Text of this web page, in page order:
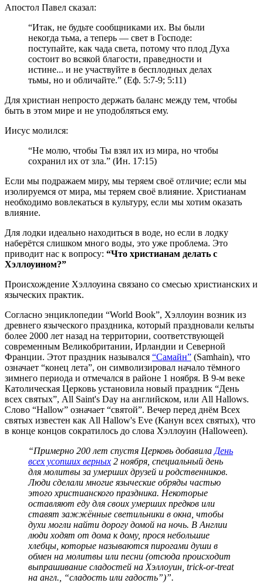
Апостол Павел сказал:
“Итак, не будьте сообщниками их. Вы были
некогда тьма, а теперь — свет в Господе:
поступайте, как чада света, потому что плод Духа
состоит во всякой благости, праведности и
истине... и не участвуйте в бесплодных делах
тьмы, но и обличайте.” (Еф. 5:7-9; 5:11)
Для христиан непросто держать баланс между тем, чтобы
быть в этом мире и не уподобляться ему.
Иисус молился:
“Не молю, чтобы Ты взял их из мира, но чтобы
сохранил их от зла.” (Ин. 17:15)
Если мы подражаем миру, мы теряем своё отличие; если мы
изолируемся от мира, мы теряем своё влияние. Христианам
необходимо вовлекаться в культуру, если мы хотим оказать
влияние.
Для лодки идеально находиться в воде, но если в лодку
наберётся слишком много воды, это уже проблема. Это
приводит нас к вопросу: “Что христианам делать с
Хэллоуином?”
Происхождение Хэллоуина связано со смесью христианских и
языческих практик.
Согласно энциклопедии “World Book”, Хэллоуин возник из
древнего языческого праздника, который праздновали кельты
более 2000 лет назад на территории, соответствующей
современным Великобритании, Ирландии и Северной
Франции. Этот праздник назывался “Самайн” (Samhain), что
означает “конец лета”, он символизировал начало тёмного
зимнего периода и отмечался в районе 1 ноября. В 9-м веке
Католическая Церковь установила новый праздник “День
всех святых”, All Saint's Day на английском, или All Hallows.
Слово “Hallow” означает “святой”. Вечер перед днём Всех
святых известен как All Hallow's Eve (Канун всех святых), что
в конце концов сократилось до слова Хэллоуин (Halloween).
“Примерно 200 лет спустя Церковь добавила День
всех усопших верных 2 ноября, специальный день
для молитвы за умерших друзей и родственников.
Люди сделали многие языческие обряды частью
этого христианского праздника. Некоторые
оставляют еду для своих умерших предков или
ставят зажжённые светильники в окна, чтобы
духи могли найти дорогу домой на ночь. В Англии
люди ходят от дома к дому, прося небольшие
хлебцы, которые называются пирогами души в
обмен на молитвы или песни (отсюда происходит
выпрашивание сладостей на Хэллоуин, trick-or-treat
на англ., “сладость или гадость”)”.